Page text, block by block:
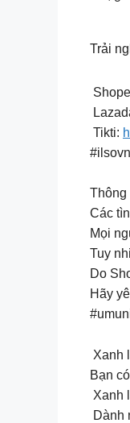
Trải
Tikti:
Thông
Các
Mọi
Tuy
Do
Hãy
Xanh
Bạn
Xanh
Dành